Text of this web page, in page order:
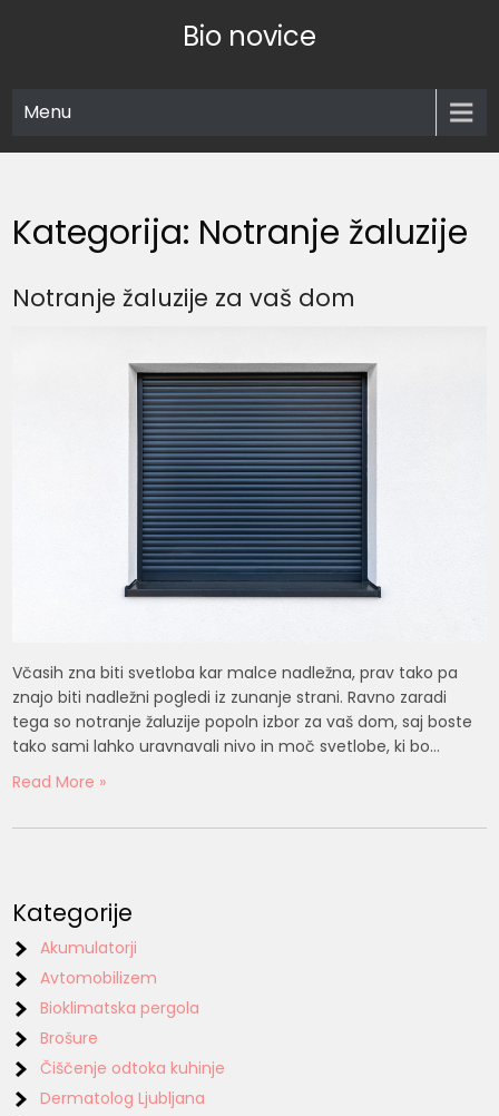
Bio novice
Menu
Kategorija: Notranje žaluzije
Notranje žaluzije za vaš dom
Včasih zna biti svetloba kar malce nadležna, prav tako pa
znajo biti nadležni pogledi iz zunanje strani. Ravno zaradi
tega so notranje žaluzije popoln izbor za vaš dom, saj boste
tako sami lahko uravnavali nivo in moč svetlobe, ki bo…
Read More »
Kategorije
Akumulatorji
Avtomobilizem
Bioklimatska pergola
Brošure
Čiščenje odtoka kuhinje
Dermatolog Ljubljana